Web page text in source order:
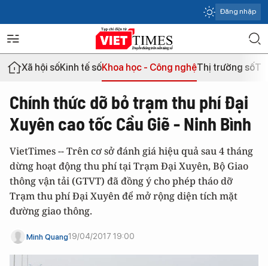
Đăng nhập
Xã hội sốKinh tế sốKhoa học - Công nghệThị trường số
Chính thức dỡ bỏ trạm thu phí Đại
Xuyên cao tốc Cầu Giẽ - Ninh Bình
VietTimes -- Trên cơ sở đánh giá hiệu quả sau 4 tháng
dừng hoạt động thu phí tại Trạm Đại Xuyên, Bộ Giao
thông vận tải (GTVT) đã đồng ý cho phép tháo dỡ
Trạm thu phí Đại Xuyên để mở rộng diện tích mặt
đường giao thông.
Minh Quang19/04/2017 19:00